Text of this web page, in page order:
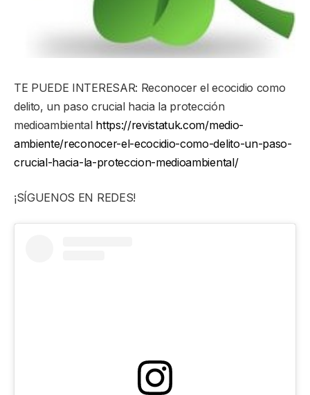
TE PUEDE INTERESAR: Reconocer el ecocidio como
delito, un paso crucial hacia la protección
medioambiental https://revistatuk.com/medio-
ambiente/reconocer-el-ecocidio-como-delito-un-paso-
crucial-hacia-la-proteccion-medioambiental/
¡SÍGUENOS EN REDES!